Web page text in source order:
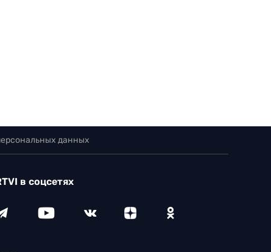
данных
в соцсетях